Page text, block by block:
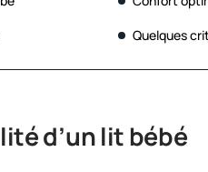
Quelques
d’un lit bébé